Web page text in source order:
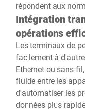
répondent aux
Intégration
opérations
Les terminaux de
facilement à
Ethernet ou sans
fluide entre les
d'automatiser les
données plus